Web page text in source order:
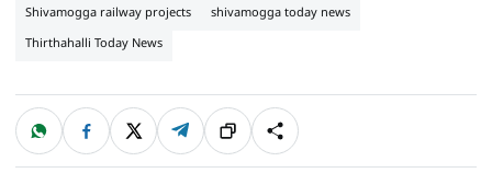
Shivamogga railway projects
shivamogga today news
Thirthahalli Today News
ಹಂಚಿಕೊಳ್ಳಿ
W
a
t
F
c
e
X T
l
e
ಲಿಂ
ಕ್
S
h